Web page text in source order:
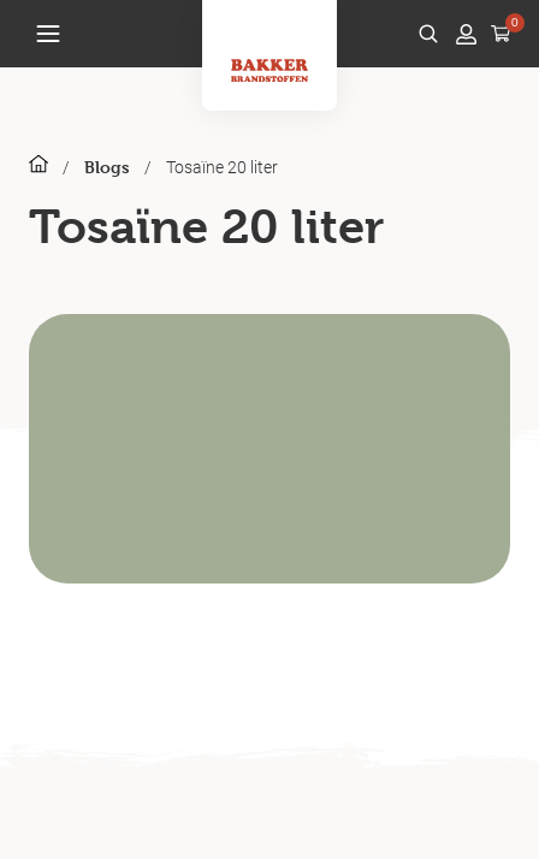
0
/ Blogs / Tosaïne 20 liter
Tosaïne 20 liter